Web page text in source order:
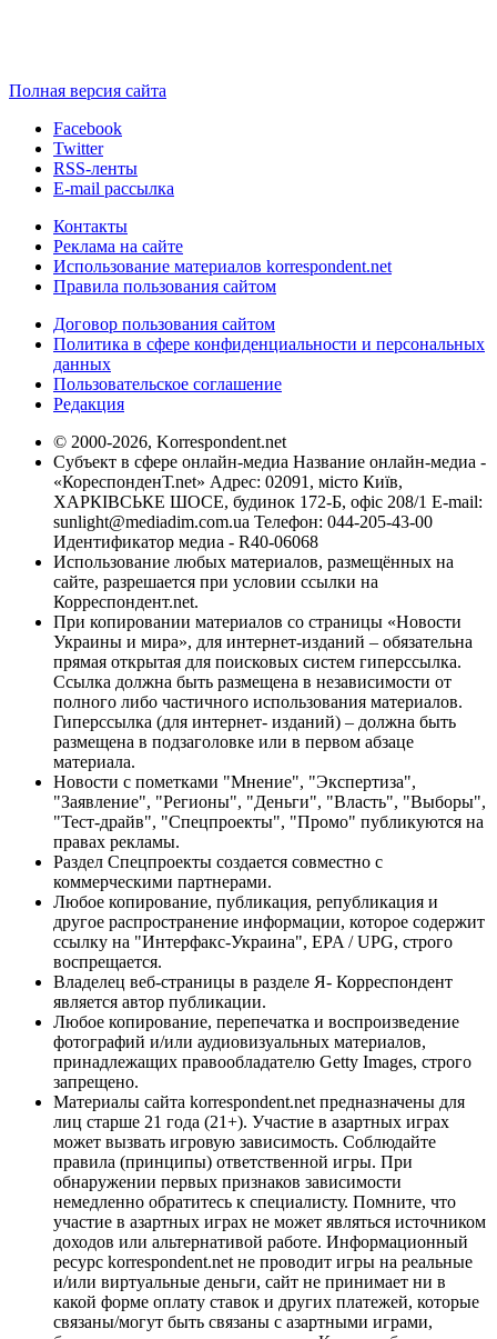
Полная версия сайта
Facebook
Twitter
RSS-ленты
E-mail рассылка
Контакты
Реклама на сайте
Использование материалов korrespondent.net
Правила пользования сайтом
Договор пользования сайтом
Политика в сфере конфиденциальности и персональных
данных
Пользовательское соглашение
Редакция
© 2000-2026, Korrespondent.net
Субъект в сфере онлайн-медиа Название онлайн-медиа -
«КореспонденТ.net» Адрес: 02091, місто Київ,
ХАРКІВСЬКЕ ШОСЕ, будинок 172-Б, офіс 208/1 E-mail:
sunlight@mediadim.com.ua Телефон: 044-205-43-00
Идентификатор медиа - R40-06068
Использование любых материалов, размещённых на
сайте, разрешается при условии ссылки на
Корреспондент.net.
При копировании материалов со страницы «Новости
Украины и мира», для интернет-изданий – обязательна
прямая открытая для поисковых систем гиперссылка.
Ссылка должна быть размещена в независимости от
полного либо частичного использования материалов.
Гиперссылка (для интернет- изданий) – должна быть
размещена в подзаголовке или в первом абзаце
материала.
Новости с пометками "Мнение", "Экспертиза",
"Заявление", "Регионы", "Деньги", "Власть", "Выборы",
"Тест-драйв", "Спецпроекты", "Промо" публикуются на
правах рекламы.
Раздел Спецпроекты создается совместно с
коммерческими партнерами.
Любое копирование, публикация, републикация и
другое распространение информации, которое содержит
ссылку на "Интерфакс-Украина", EPA / UPG, строго
воспрещается.
Владелец веб-страницы в разделе Я- Корреспондент
является автор публикации.
Любое копирование, перепечатка и воспроизведение
фотографий и/или аудиовизуальных материалов,
принадлежащих правообладателю Getty Images, строго
запрещено.
Материалы сайта korrespondent.net предназначены для
лиц старше 21 года (21+). Участие в азартных играх
может вызвать игровую зависимость. Соблюдайте
правила (принципы) ответственной игры. При
обнаружении первых признаков зависимости
немедленно обратитесь к специалисту. Помните, что
участие в азартных играх не может являться источником
доходов или альтернативой работе. Информационный
ресурс korrespondent.net не проводит игры на реальные
и/или виртуальные деньги, сайт не принимает ни в
какой форме оплату ставок и других платежей, которые
связаны/могут быть связаны с азартными играми,